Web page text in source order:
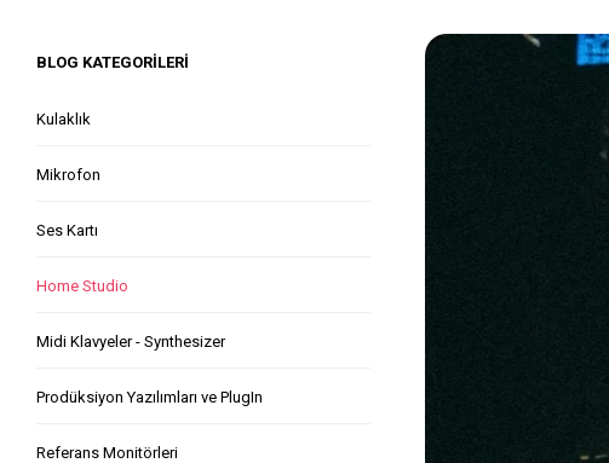
BLOG KATEGORILERI
Kulaklık
Mikrofon
Ses Kartı
Home Studio
Midi Klavyeler - Synthesizer
Prodüksiyon Yazılımları ve PlugIn
Referans Monitörleri